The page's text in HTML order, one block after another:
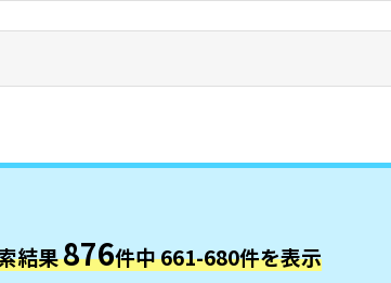
結果876件中 661-680件を表示